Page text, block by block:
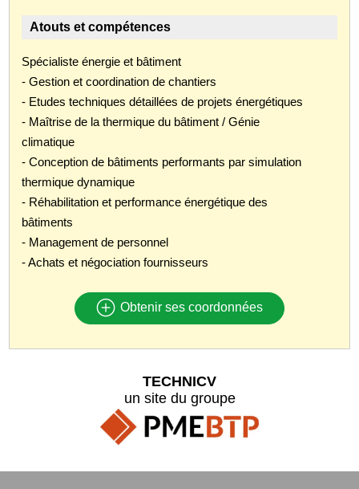
Atouts et compétences
Spécialiste énergie et bâtiment
- Gestion et coordination de chantiers
- Etudes techniques détaillées de projets énergétiques
- Maîtrise de la thermique du bâtiment / Génie
climatique
- Conception de bâtiments performants par simulation
thermique dynamique
- Réhabilitation et performance énergétique des
bâtiments
- Management de personnel
- Achats et négociation fournisseurs
Obtenir ses coordonnées
TECHNICV
un site du groupe